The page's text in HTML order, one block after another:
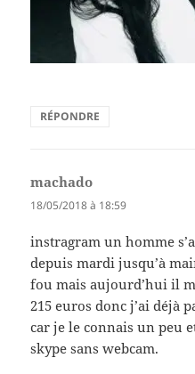
RÉPONDRE
machado
18/05/2018 à 18:59
instragram un homme
depuis mardi jusqu’à
fou mais aujourd’hui il
215 euros donc j’ai déjà
car je le connais un peu
skype sans webcam.